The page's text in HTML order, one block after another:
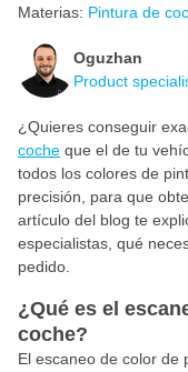
Materias: Pintura de
Oguzhan
Product
¿Quieres conseguir
coche que el de tu
todos los colores de
precisión, para que
artículo del blog te
especialistas, qué
pedido.
¿Qué es el
coche?
El escaneo de color de